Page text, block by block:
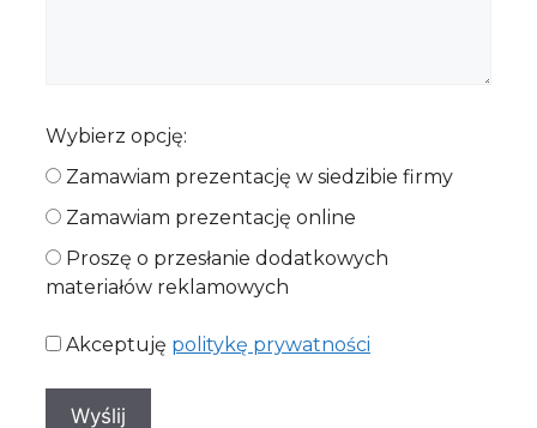
Wybierz opcję:
Zamawiam prezentację w siedzibie firmy
Zamawiam prezentację online
Proszę o przesłanie dodatkowych
materiałów reklamowych
Akceptuję politykę prywatności